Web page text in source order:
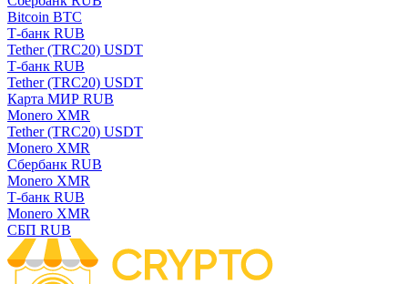
Bitcoin BTC
Т-банк RUB
Tether (TRC20) USDT
Т-банк RUB
Tether (TRC20) USDT
Карта МИР RUB
Monero XMR
Tether (TRC20) USDT
Monero XMR
Сбербанк RUB
Monero XMR
Т-банк RUB
Monero XMR
СБП RUB